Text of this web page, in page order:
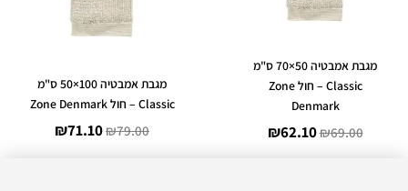
מגבת אמבטיה 50×70 ס"מ
Classic – חול Zone
Denmark
₪69.00
₪62.10
מגבת אמבטיה 100×50 ס"מ
Classic – חול Zone Denmark
₪79.00
₪71.10